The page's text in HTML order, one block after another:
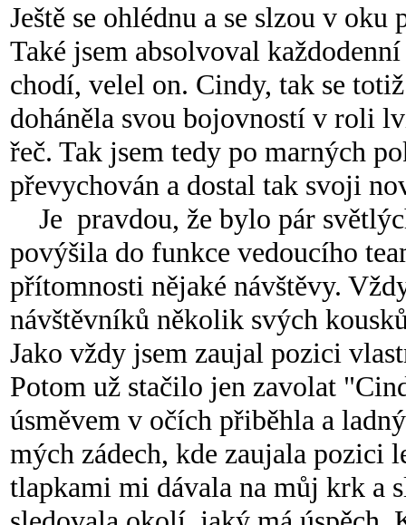
Ještě se ohlédnu a se slzou v
Také jsem absolvoval
chodí, velel on. Cindy, tak se
doháněla svou bojovností v roli
řeč. Tak jsem tedy po marných
převychován a dostal tak svoji
Je pravdou, že bylo pár
povýšila do funkce vedoucího
přítomnosti nějaké návštěvy.
návštěvníků několik svých
Jako vždy jsem zaujal pozici
Potom už stačilo jen zavolat
úsměvem v očích přiběhla a
mých zádech, kde zaujala pozici
tlapkami mi dávala na můj krk a